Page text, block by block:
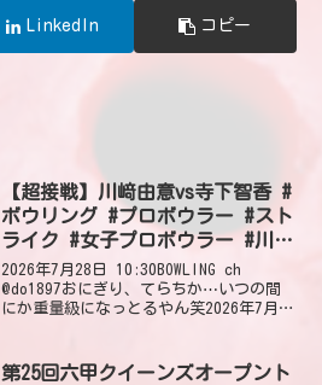
LinkedIn コピー
【超接戦】川﨑由意vs寺下智香 #
ボウリング #プロボウラー #スト
ライク #女子プロボウラー #川﨑
由意 #寺下智香 #ボウリングch
#BOWLING #jpba #shorts #short
2026年7月28日 10:30BOWLING ch
@do1897おにぎり、てらちか⋯いつの間
にか重量級になっとるやん笑2026年7月
い🎳✨️2026...
第25回六甲クイーンズオープント